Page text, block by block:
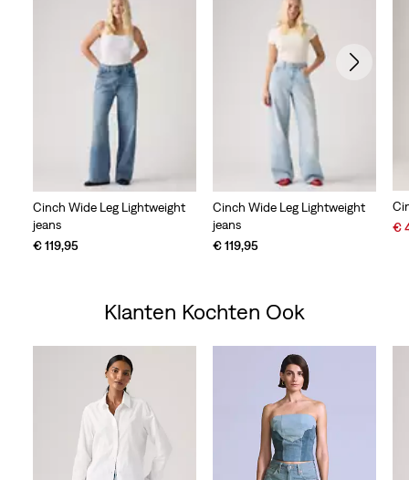
Cinch Wide Leg Lightweight
jeans
€ 119,95
Cinch Wide Leg Lightweight
jeans
€ 119,95
€
Klanten Kochten Ook